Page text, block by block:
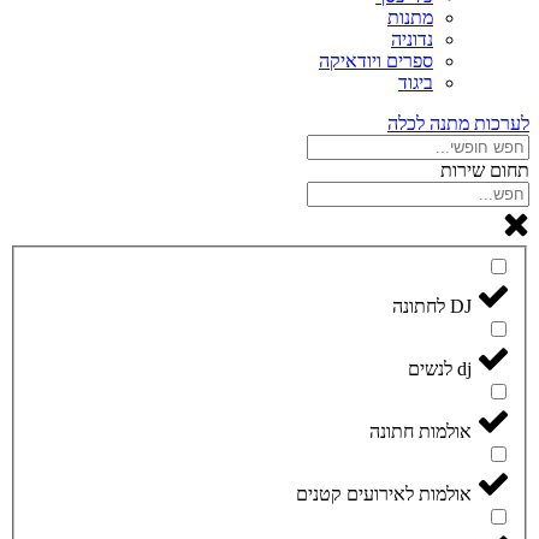
מתנות
נדוניה
ספרים ויודאיקה
ביגוד
לערכות מתנה לכלה
תחום שירות
DJ לחתונה
dj לנשים
אולמות חתונה
אולמות לאירועים קטנים